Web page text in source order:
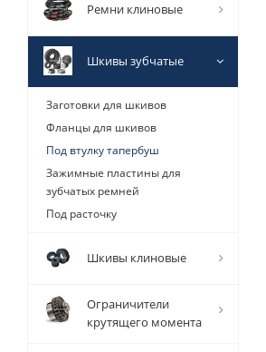
Ремни клиновые
Шкивы зубчатые
Заготовки для шкивов
Фланцы для шкивов
Под втулку тапербуш
Зажимные пластины для
зубчатых ремней
Под расточку
Шкивы клиновые
Ограничители
крутящего момента